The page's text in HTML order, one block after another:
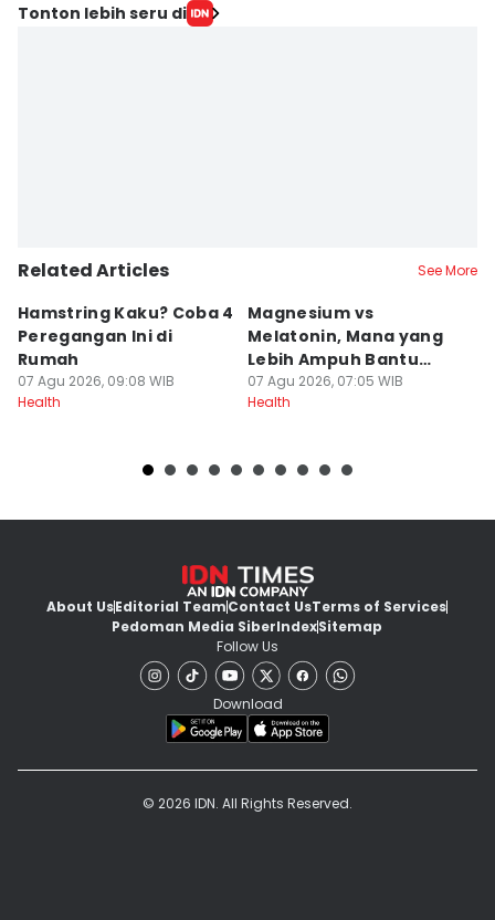
Tonton lebih seru di
Related Articles See More
Hamstring Kaku? Coba 4
Peregangan Ini di
Rumah
07 Agu 2026, 09:08 WIB
Health
Magnesium vs
Melatonin, Mana yang
Lebih Ampuh Bantu
Tidur?
07 Agu 2026, 07:05 WIB
Health
About UsEditorial TeamContact UsTerms of Services
Pedoman Media SiberIndexSitemap
Follow Us
Download
© 2026 IDN. All Rights Reserved.